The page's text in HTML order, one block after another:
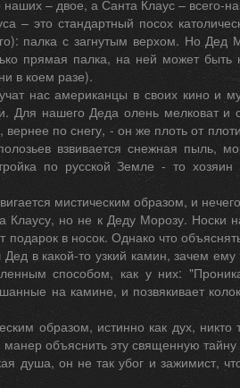
– двое, а Санта Клаус – всего-
– это стандартный посох
палка с загнутым верхом. Но
прямая палка, на ней может быть
в коем разе).
нас американцы в своих кино и
Для нашего Деда олень мелковат и
по снегу, - он же плоть от
взвивается снежная пыль,
по русской Земле - то
мистическим образом, и
Клаусу, но не к Деду Морозу. Носки
в носок. Однако что
в какой-то узкий камин, зачем
способом, как у них:
на камине, и позвякивает
образом, истинно как дух, никто
объяснить эту священную
он не так убог и зажимист,